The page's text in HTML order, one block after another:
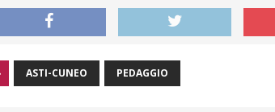
ASTI-CUNEO PEDAGGIO